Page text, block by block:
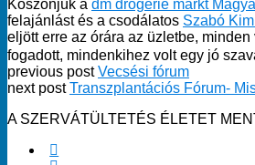
Köszönjük a dm drogerie markt
felajánlást és a csodálatos Szabó
eljött erre az órára az üzletbe,
fogadott, mindenkihez volt egy jó
previous postVecsési fórum
next postTranszplantációs Fórum-
A SZERVÁTÜLTETÉS ÉLETET